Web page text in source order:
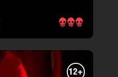
12+